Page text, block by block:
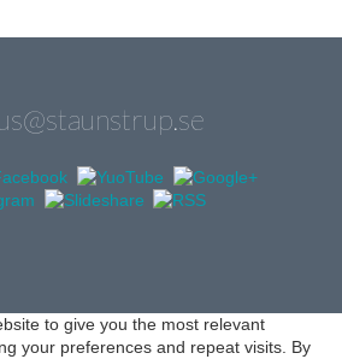
to give you the most relevant
your preferences and repeat visits. By